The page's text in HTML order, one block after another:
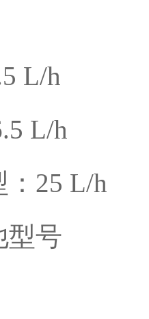
L/h
L/h
25 L/h
型号